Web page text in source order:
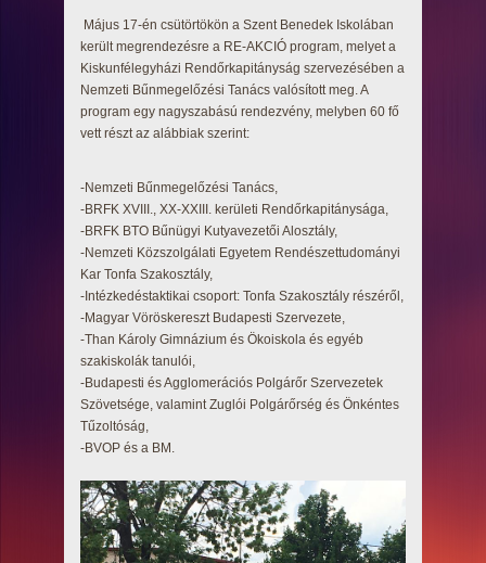
Május 17-én csütörtökön a Szent Benedek Iskolában
került megrendezésre a RE-AKCIÓ program, melyet a
Kiskunfélegyházi Rendőrkapitányság szervezésében a
Nemzeti Bűnmegelőzési Tanács valósított meg. A
program egy nagyszabású rendezvény, melyben 60 fő
vett részt az alábbiak szerint:
-Nemzeti Bűnmegelőzési Tanács,
-BRFK XVIII., XX-XXIII. kerületi Rendőrkapitánysága,
-BRFK BTO Bűnügyi Kutyavezetői Alosztály,
-Nemzeti Közszolgálati Egyetem Rendészettudományi
Kar Tonfa Szakosztály,
-Intézkedéstaktikai csoport: Tonfa Szakosztály részéről,
-Magyar Vöröskereszt Budapesti Szervezete,
-Than Károly Gimnázium és Ökoiskola és egyéb
szakiskolák tanulói,
-Budapesti és Agglomerációs Polgárőr Szervezetek
Szövetsége, valamint Zuglói Polgárőrség és Önkéntes
Tűzoltóság,
-BVOP és a BM.